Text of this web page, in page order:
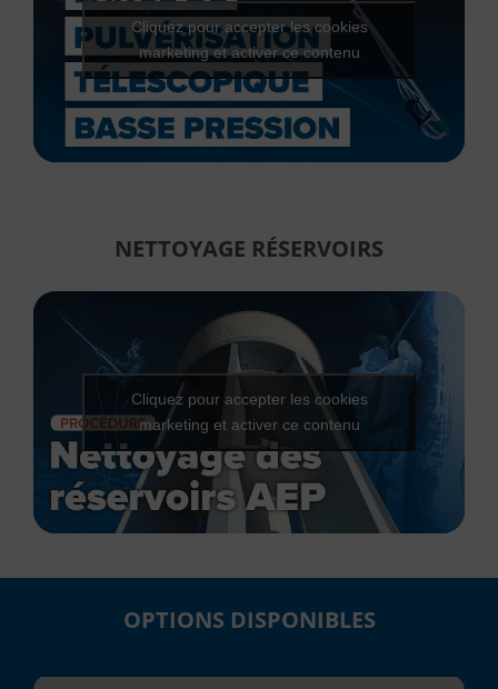
Cliquez pour accepter les cookies
marketing et activer ce contenu
NETTOYAGE RÉSERVOIRS
Cliquez pour accepter les cookies
marketing et activer ce contenu
OPTIONS DISPONIBLES